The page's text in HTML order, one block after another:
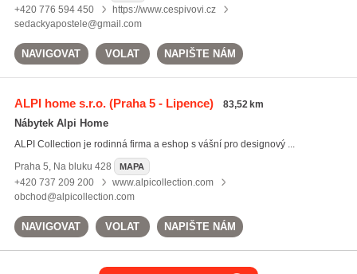
+420 776 594 450
https://www.cespivovi.cz
sedackyapostele@gmail.com
NAVIGOVAT VOLAT NAPIŠTE NÁM
ALPI home s.r.o.(Praha 5 - Lipence) 83,52 km
Nábytek Alpi Home
ALPI Collection je rodinná firma a eshop s vášní pro designový ...
Praha 5, Na bluku 428 MAPA
+420 737 209 200
www.alpicollection.com
obchod@alpicollection.com
NAVIGOVAT VOLAT NAPIŠTE NÁM